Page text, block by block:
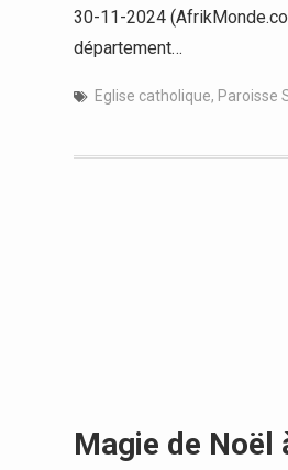
30-11-2024
département…
Eglise catholique, Paroisse
Magie de Noël